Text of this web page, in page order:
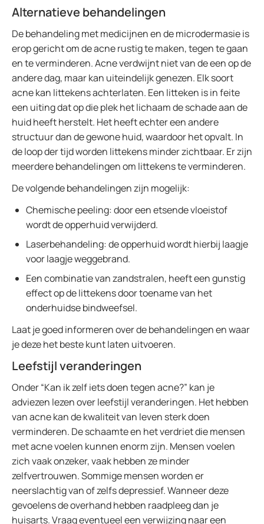
Alternatieve behandelingen
De behandeling met medicijnen en de microdermasie is
erop gericht om de acne rustig te maken, tegen te gaan
en te verminderen. Acne verdwijnt niet van de een op de
andere dag, maar kan uiteindelijk genezen. Elk soort
acne kan littekens achterlaten. Een litteken is in feite
een uiting dat op die plek het lichaam de schade aan de
huid heeft herstelt. Het heeft echter een andere
structuur dan de gewone huid, waardoor het opvalt. In
de loop der tijd worden littekens minder zichtbaar. Er zijn
meerdere behandelingen om littekens te verminderen.
De volgende behandelingen zijn mogelijk:
Chemische peeling: door een etsende vloeistof
wordt de opperhuid verwijderd.
Laserbehandeling: de opperhuid wordt hierbij laagje
voor laagje weggebrand.
Een combinatie van zandstralen, heeft een gunstig
effect op de littekens door toename van het
onderhuidse bindweefsel.
Laat je goed informeren over de behandelingen en waar
je deze het beste kunt laten uitvoeren.
Leefstijl veranderingen
Onder “Kan ik zelf iets doen tegen acne?” kan je
adviezen lezen over leefstijl veranderingen. Het hebben
van acne kan de kwaliteit van leven sterk doen
verminderen. De schaamte en het verdriet die mensen
met acne voelen kunnen enorm zijn. Mensen voelen
zich vaak onzeker, vaak hebben ze minder
zelfvertrouwen. Sommige mensen worden er
neerslachtig van of zelfs depressief. Wanneer deze
gevoelens de overhand hebben raadpleeg dan je
huisarts. Vraag eventueel een verwijzing naar een